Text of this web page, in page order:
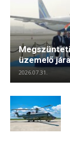
üzemelő
2026.07.31.